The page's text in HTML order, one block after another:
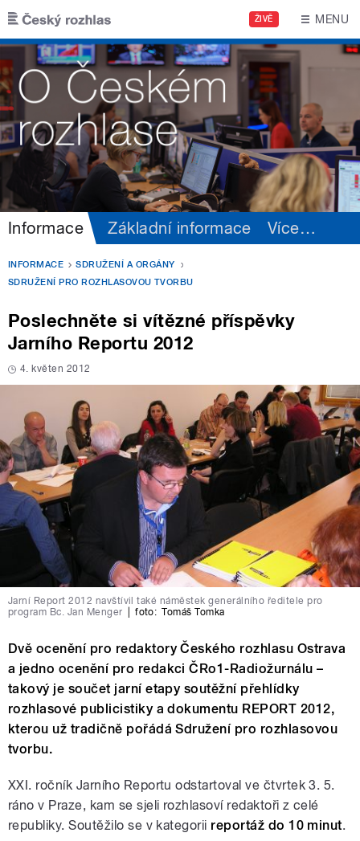
Přejít k hlavnímu obsahu
ŽIVĚ MENU
Informace Základní informace Více…
INFORMACE
SDRUŽENÍ A ORGÁNY
SDRUŽENÍ PRO ROZHLASOVOU TVORBU
Poslechněte si vítězné příspěvky
Jarního Reportu 2012
4. květen 2012
Jarní Report 2012 navštívil také náměstek generálního ředitele pro
program Bc. Jan Menger
foto: Tomáš Tomka
Dvě ocenění pro redaktory Českého rozhlasu Ostrava
a jedno ocenění pro redakci ČRo1-Radiožurnálu –
takový je součet jarní etapy soutěžní přehlídky
rozhlasové publicistiky a dokumentu REPORT 2012,
kterou už tradičně pořádá Sdružení pro rozhlasovou
tvorbu.
XXI. ročník Jarního Reportu odstartoval ve čtvrtek 3. 5.
ráno v Praze, kam se sjeli rozhlasoví redaktoři z celé
republiky. Soutěžilo se v kategorii reportáž do 10 minut.